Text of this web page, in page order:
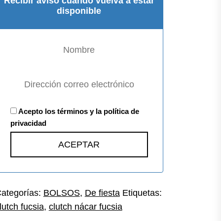
disponible
Acepto los términos y la política de
privacidad
BOLSOS, De fiesta Etiquetas:
fucsia, clutch nácar fucsia